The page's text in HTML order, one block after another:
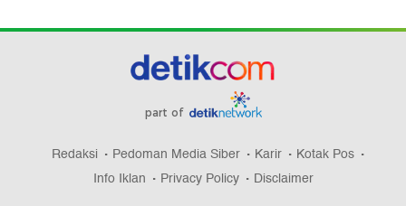
part of
Redaksi Pedoman Media Siber Karir
Kotak Pos
Info Iklan
Privacy Policy Disclaimer